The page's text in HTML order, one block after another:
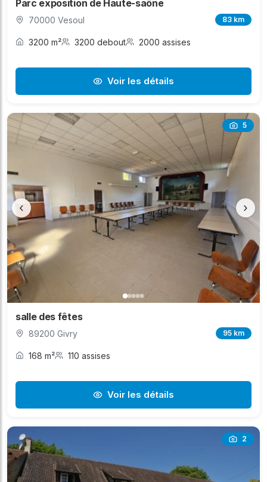
Parc exposition de Haute-saône
70000 Vesoul 83 km
3200 m² 3200 debout 2000 assises
Voir les détails
5
‹ ›
salle des fêtes
89200 Givry 95 km
168 m² 110 assises
Voir les détails
2